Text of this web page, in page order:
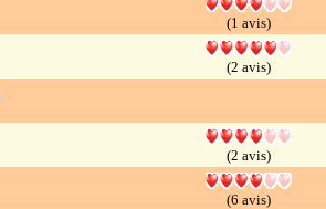
(1 avis)
(2 avis)
(2 avis)
(6 avis)